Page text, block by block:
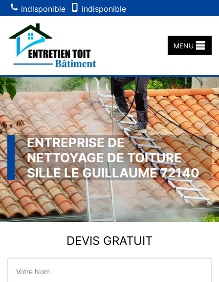
indisponible indisponible
MENU
ENTREPRISE DE
NETTOYAGE DE TOITURE
SILLE LE GUILLAUME 72140
DEVIS GRATUIT